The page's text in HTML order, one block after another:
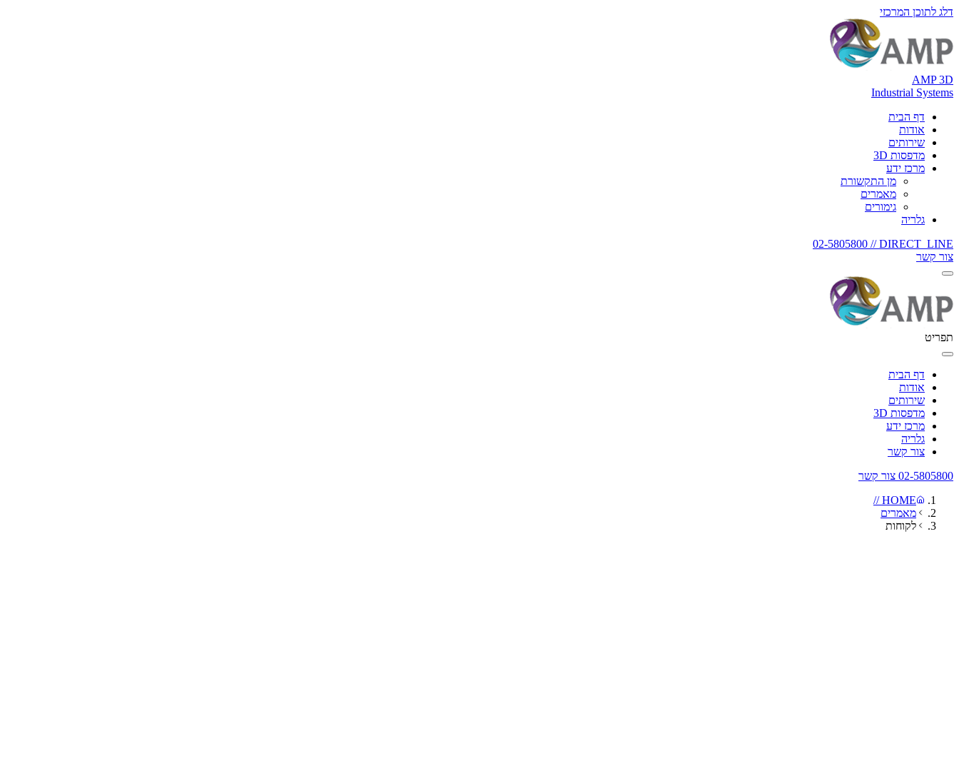
דלג לתוכן המרכזי
AMP 3D
Industrial Systems
דף הבית
אודות
שירותים
מדפסות 3D
מרכז ידע
מן התקשורת
מאמרים
גימורים
גלריה
DIRECT_LINE //
02-5805800
צור קשר
תפריט
דף הבית
אודות
שירותים
מדפסות 3D
מרכז ידע
גלריה
צור קשר
02-5805800 צור קשר
HOME //
מאמרים
לקוחות